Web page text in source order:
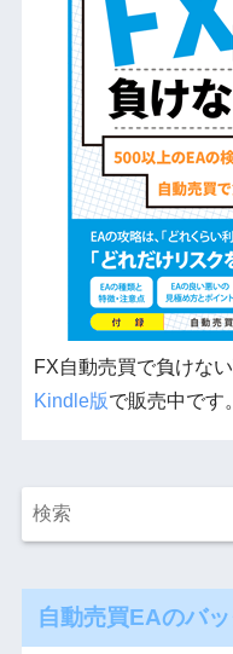
FX自動売買で負けな
Kindle版で販売中です。
自動売買EAのバ